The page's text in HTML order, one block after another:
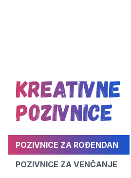
Kreativne
Pozivnice
POZIVNICE ZA ROĐENDAN
POZIVNICE ZA VENČANJE